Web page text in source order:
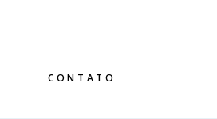
CONTATO